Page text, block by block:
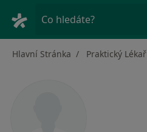
Co hledáte?
Hlavní Stránka Praktický Lékař